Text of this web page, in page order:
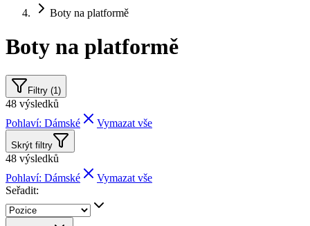
Boty na platformě
Boty na platformě
Filtry (1)
48 výsledků
Pohlaví: Dámské
Vymazat vše
Skrýt filtry
48 výsledků
Pohlaví: Dámské
Vymazat vše
Seřadit: